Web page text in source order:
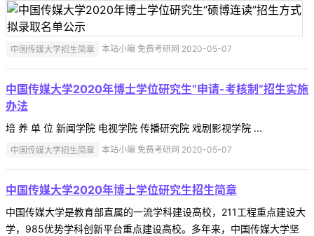
中国传媒大学招生简章 本站小编 免费考研网 2020-05-07
中国传媒大学2020年博士学位研究生“申请-考核制”招生实施
办法
培 养 单 位 新闻学院 电视学院 传播研究院 戏剧影视学院 ...
中国传媒大学招生简章 本站小编 免费考研网 2020-05-07
中国传媒大学2020年博士学位研究生招生简章
中国传媒大学是教育部直属的一流学科建设高校，211工程重点建设大
学，985优势学科创新平台重点建设高校。多年来，中国传媒大学坚